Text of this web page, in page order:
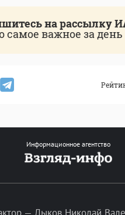
на рассылку
самое важное за день
Информационное агентство